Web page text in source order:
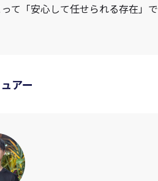
て「安心して任せられる存在」
アー